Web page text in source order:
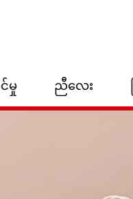
မှု ညီလေး